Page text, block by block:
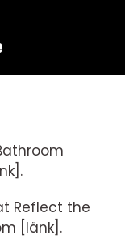
Reflect the
[länk].